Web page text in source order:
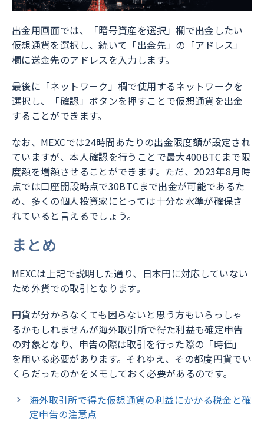
出金用画面では、「暗号資産を選択」欄で出金したい
仮想通貨を選択し、続いて「出金先」の「アドレス」
欄に送金先のアドレスを入力します。
最後に「ネットワーク」欄で使用するネットワークを
選択し、「確認」ボタンを押すことで仮想通貨を出金
することができます。
なお、MEXCでは24時間あたりの出金限度額が設定され
ていますが、本人確認を行うことで最大400BTCまで限
度額を増額させることができます。ただ、2023年8月時
点では口座開設時点で30BTCまで出金が可能であるた
め、多くの個人投資家にとっては十分な水準が確保さ
れていると言えるでしょう。
まとめ
MEXCは上記で説明した通り、日本円に対応していない
ため外貨での取引となります。
円貨が分からなくても困らないと思う方もいらっしゃ
るかもしれませんが海外取引所で得た利益も確定申告
の対象となり、申告の際は取引を行った際の「時価」
を用いる必要があります。それゆえ、その都度円貨でい
くらだったのかをメモしておく必要があるのです。
海外取引所で得た仮想通貨の利益にかかる税金と確
定申告の注意点